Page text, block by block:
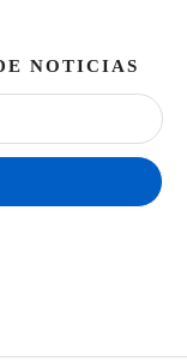
NOTICIAS